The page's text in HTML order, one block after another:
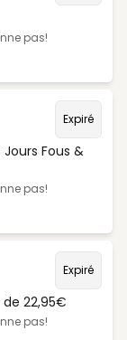
pas!
Expiré
Fous &
pas!
Expiré
22,95€
pas!